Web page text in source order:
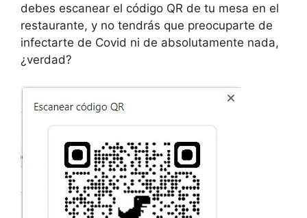
debes escanear el código QR de tu mesa en el
restaurante, y no tendrás que preocuparte de
infectarte de Covid ni de absolutamente nada,
¿verdad?